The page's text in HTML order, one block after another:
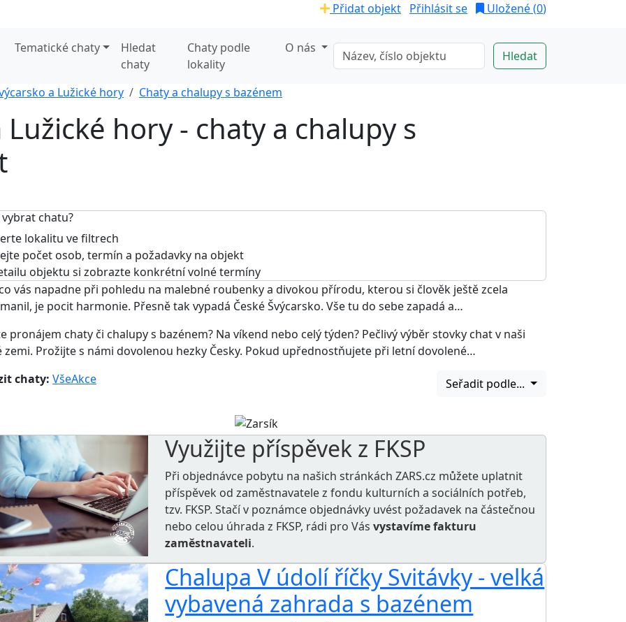
Přidat objekt Přihlásit se Uložené (0)
Tematické chaty
Hledat
chaty
Chaty podle
lokality
O nás
a Lužické hory Chaty a chalupy s bazénem
Lužické hory - chaty a chalupy s
chatu?
lokalitu ve filtrech
počet osob, termín a požadavky na objekt
objektu si zobrazte konkrétní volné termíny
vás napadne při pohledu na malebné roubenky a divokou přírodu, kterou si člověk ještě zcela
je pocit harmonie. Přesně tak vypadá České Švýcarsko. Vše tu do sebe zapadá a…
pronájem chaty či chalupy s bazénem? Na víkend nebo celý týden? Pečlivý výběr stovky chat v naši
zemi. Prožijte s námi dovolenou hezky Česky. Pokud upřednostňujete při letní dovolené…
chaty: VšeAkce Seřadit podle...
Využijte příspěvek z FKSP
Při objednávce pobytu na našich stránkách ZARS.cz můžete uplatnit
příspěvek od zaměstnavatele zfondu kulturních a sociálních potřeb,
tzv. FKSP. Stačí v poznámce objednávky uvést požadavek na částečnou
nebo celou úhrada z FKSP, rádi pro Vásvystavíme fakturu
zaměstnavateli.
Chalupa V údolí říčky Svitávky - velká
vybavená zahrada s bazénem